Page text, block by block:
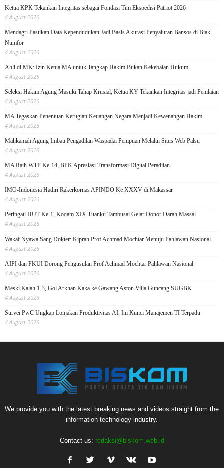
Ketua KPK Tekankan Integritas sebagai Fondasi Tim Ekspedisi Patriot 2026
4 August 2026
Mendagri Pastikan Data Kependudukan Jadi Basis Akurasi Penyaluran Bansos di Biak
Numfor
4 August 2026
Ahli di MK: Izin Ketua MA untuk Tangkap Hakim Bukan Kekebalan Hukum
4 August 2026
Seleksi Hakim Agung Masuki Tahap Krusial, Ketua KY Tekankan Integritas jadi Penilaian
4 August 2026
MA Tegaskan Penentuan Kerugian Keuangan Negara Menjadi Kewenangan Hakim
4 August 2026
Mahkamah Agung Imbau Pengadilan Waspadai Penipuan Melalui Situs Web Palsu
4 August 2026
MA Raih WTP Ke-14, BPK Apresiasi Transformasi Digital Peradilan
4 August 2026
IMO-Indonesia Hadiri Rakerkornas APINDO Ke XXXV di Makassar
4 August 2026
Peringati HUT Ke-1, Kodam XIX Tuanku Tambusai Gelar Donor Darah Massal
4 August 2026
Wakaf Nyawa Sang Dokter: Kiprah Prof Achmad Mochtar Menuju Pahlawan Nasional
4 August 2026
AIPI dan FKUI Dorong Pengusulan Prof Achmad Mochtar Pahlawan Nasional
4 August 2026
Meski Kalah 1-3, Gol Arkhan Kaka ke Gawang Aston Villa Guncang SUGBK
4 August 2026
Survei PwC Ungkap Lonjakan Produktivitas AI, Ini Kunci Manajemen TI Terpadu
4 August 2026
We provide you with the latest breaking news and videos straight from the
information technology industry.
Contact us: redaksi@biskom.web.id